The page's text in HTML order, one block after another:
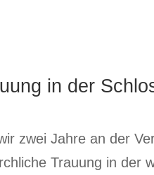
in der
zwei Jahre an der
Trauung in der